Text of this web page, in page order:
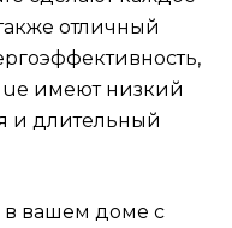
отличный
имеют низкий
и длительный
вашем доме с